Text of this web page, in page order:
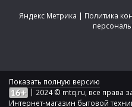
Яндекс Метрика | Политика
Показать полную версию
| 2024 © mtq.ru, все права
Интернет-магазин бытовой